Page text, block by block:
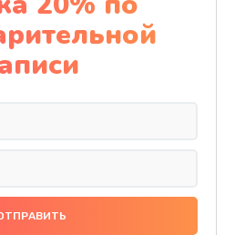
динамика
руб.
Разбор